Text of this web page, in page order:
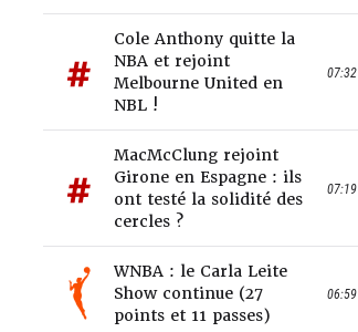
Cole Anthony quitte la
NBA et rejoint
Melbourne United en
NBL !
07:32
MacMcClung rejoint
Girone en Espagne : ils
ont testé la solidité des
cercles ?
07:19
WNBA : le Carla Leite
Show continue (27
points et 11 passes)
06:59